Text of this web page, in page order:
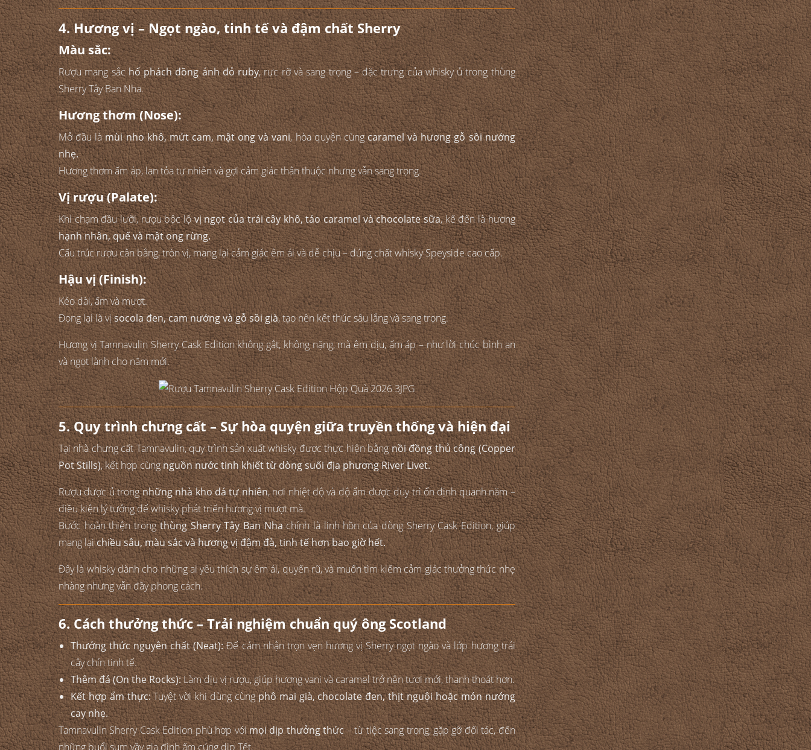
4. Hương vị – Ngọt ngào, tinh tế và đậm chất Sherry
Màu sắc:
Rượu mang sắchổ phách đồng ánh đỏ ruby, rực rỡ và sang trọng – đặc trưng của whisky ủ trong thùng
Sherry Tây Ban Nha.
Hương thơm (Nose):
Mở đầu làmùi nho khô, mứt cam, mật ong và vani, hòa quyện cùngcaramel và hương gỗ sồi nướng
nhẹ.
Hương thơm ấm áp, lan tỏa tự nhiên và gợi cảm giác thân thuộc nhưng vẫn sang trọng.
Vị rượu (Palate):
Khi chạm đầu lưỡi, rượu bộc lộvị ngọt của trái cây khô, táo caramel và chocolate sữa, kế đến là hương
hạnh nhân, quế và mật ong rừng.
Cấu trúc rượu cân bằng, tròn vị, mang lại cảm giác êm ái và dễ chịu – đúng chất whisky Speyside cao cấp.
Hậu vị (Finish):
Kéo dài, ấm và mượt.
Đọng lại là vịsocola đen, cam nướng và gỗ sồi già, tạo nên kết thúc sâu lắng và sang trọng.
Hương vị Tamnavulin Sherry Cask Edition không gắt, không nặng, mà êm dịu, ấm áp – như lời chúc bình an
và ngọt lành cho năm mới.
5. Quy trình chưng cất – Sự hòa quyện giữa truyền thống và hiện đại
Tại nhà chưng cất Tamnavulin, quy trình sản xuất whisky được thực hiện bằngnồi đồng thủ công (Copper
Pot Stills), kết hợp cùngnguồn nước tinh khiết từ dòng suối địa phương River Livet.
Rượu được ủ trongnhững nhà kho đá tự nhiên, nơi nhiệt độ và độ ẩm được duy trì ổn định quanh năm –
điều kiện lý tưởng để whisky phát triển hương vị mượt mà.
Bước hoàn thiện trongthùng Sherry Tây Ban Nhachính là linh hồn của dòng Sherry Cask Edition, giúp
mang lạichiều sâu, màu sắc và hương vị đậm đà, tinh tế hơn bao giờ hết.
Đây là whisky dành cho những ai yêu thích sự êm ái, quyến rũ, và muốn tìm kiếm cảm giác thưởng thức nhẹ
nhàng nhưng vẫn đầy phong cách.
6. Cách thưởng thức – Trải nghiệm chuẩn quý ông Scotland
Thưởng thức nguyên chất (Neat):Để cảm nhận trọn vẹn hương vị Sherry ngọt ngào và lớp hương trái
cây chín tinh tế.
Thêm đá (On the Rocks):Làm dịu vị rượu, giúp hương vani và caramel trở nên tươi mới, thanh thoát hơn.
Kết hợp ẩm thực:Tuyệt vời khi dùng cùngphô mai già, chocolate đen, thịt nguội hoặc món nướng
cay nhẹ.
Tamnavulin Sherry Cask Edition phù hợp vớimọi dịp thưởng thức– từ tiệc sang trọng, gặp gỡ đối tác, đến
những buổi sum vầy gia đình ấm cúng dịp Tết.